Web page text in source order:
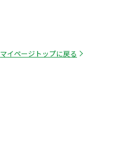
マイページトップに戻る